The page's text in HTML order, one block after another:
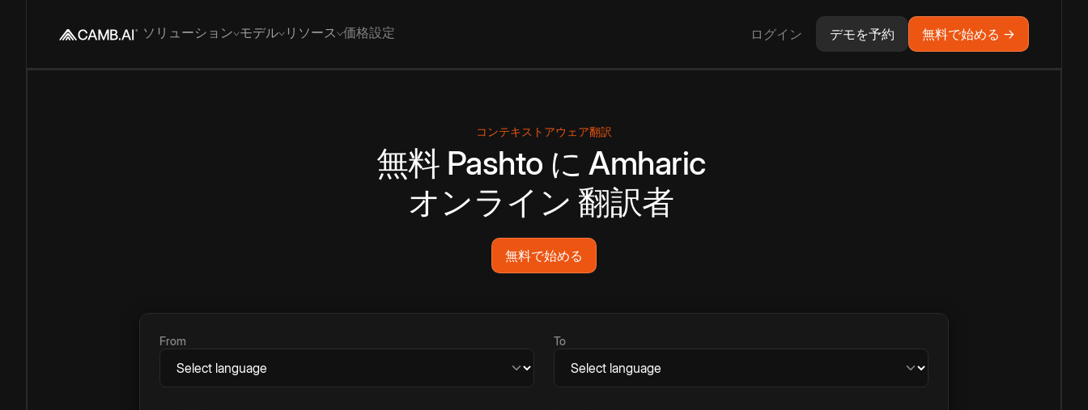
ソリューション モデル リソース 価格設定 ログイン デモを予約 無料で始める →
コンテキストアウェア翻訳
無料 Pashto に Amharic
オンライン 翻訳者
無料で始める
From To